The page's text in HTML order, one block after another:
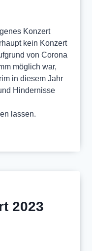
Konzert
kein Konzert
von Corona
möglich war,
in diesem Jahr
Hindernisse
lassen.
2023